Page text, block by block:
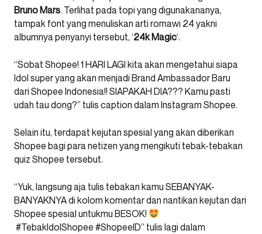
Bruno Mars. Terlihat pada topi yang digunakananya,
tampak font yang menuliskan arti romawi 24 yakni
albumnya penyanyi tersebut, ‘24k Magic‘.
“Sobat Shopee! 1 HARI LAGI kita akan mengetahui siapa
Idol super yang akan menjadi Brand Ambassador Baru
dari Shopee Indonesia!! SIAPAKAH DIA??? Kamu pasti
udah tau dong?” tulis caption dalam Instagram Shopee.
Selain itu, terdapat kejutan spesial yang akan diberikan
Shopee bagi para netizen yang mengikuti tebak-tebakan
quiz Shopee tersebut.
“Yuk, langsung aja tulis tebakan kamu SEBANYAK-
BANYAKNYA di kolom komentar dan nantikan kejutan dari
Shopee spesial untukmu BESOK!
#TebakIdolShopee #ShopeeID” tulis lagi dalam